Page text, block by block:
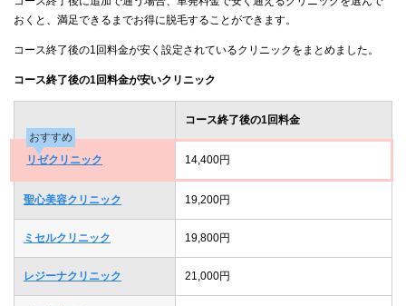
おくと、満足できるまでお得に脱毛することができます。
コース終了後の1回料金が安く設定されているクリニックをまとめました。
コース終了後の1回料金が安いクリニック
コース終了後の1回料金
おすすめ
リゼクリニック
14,400円
聖心美容クリニック 19,200円
ミセルクリニック 19,800円
レジーナクリニック 21,000円